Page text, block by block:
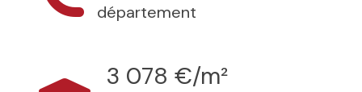
département
3 078 €/m²